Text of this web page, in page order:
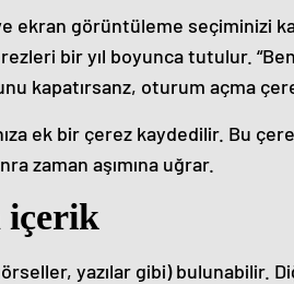
ekran görüntüleme seçiminizi
bir yıl boyunca tutulur.
kapatırsanz, oturum açma
ek bir çerez kaydedilir. Bu
zaman aşımına uğrar.
içerik
yazılar gibi)